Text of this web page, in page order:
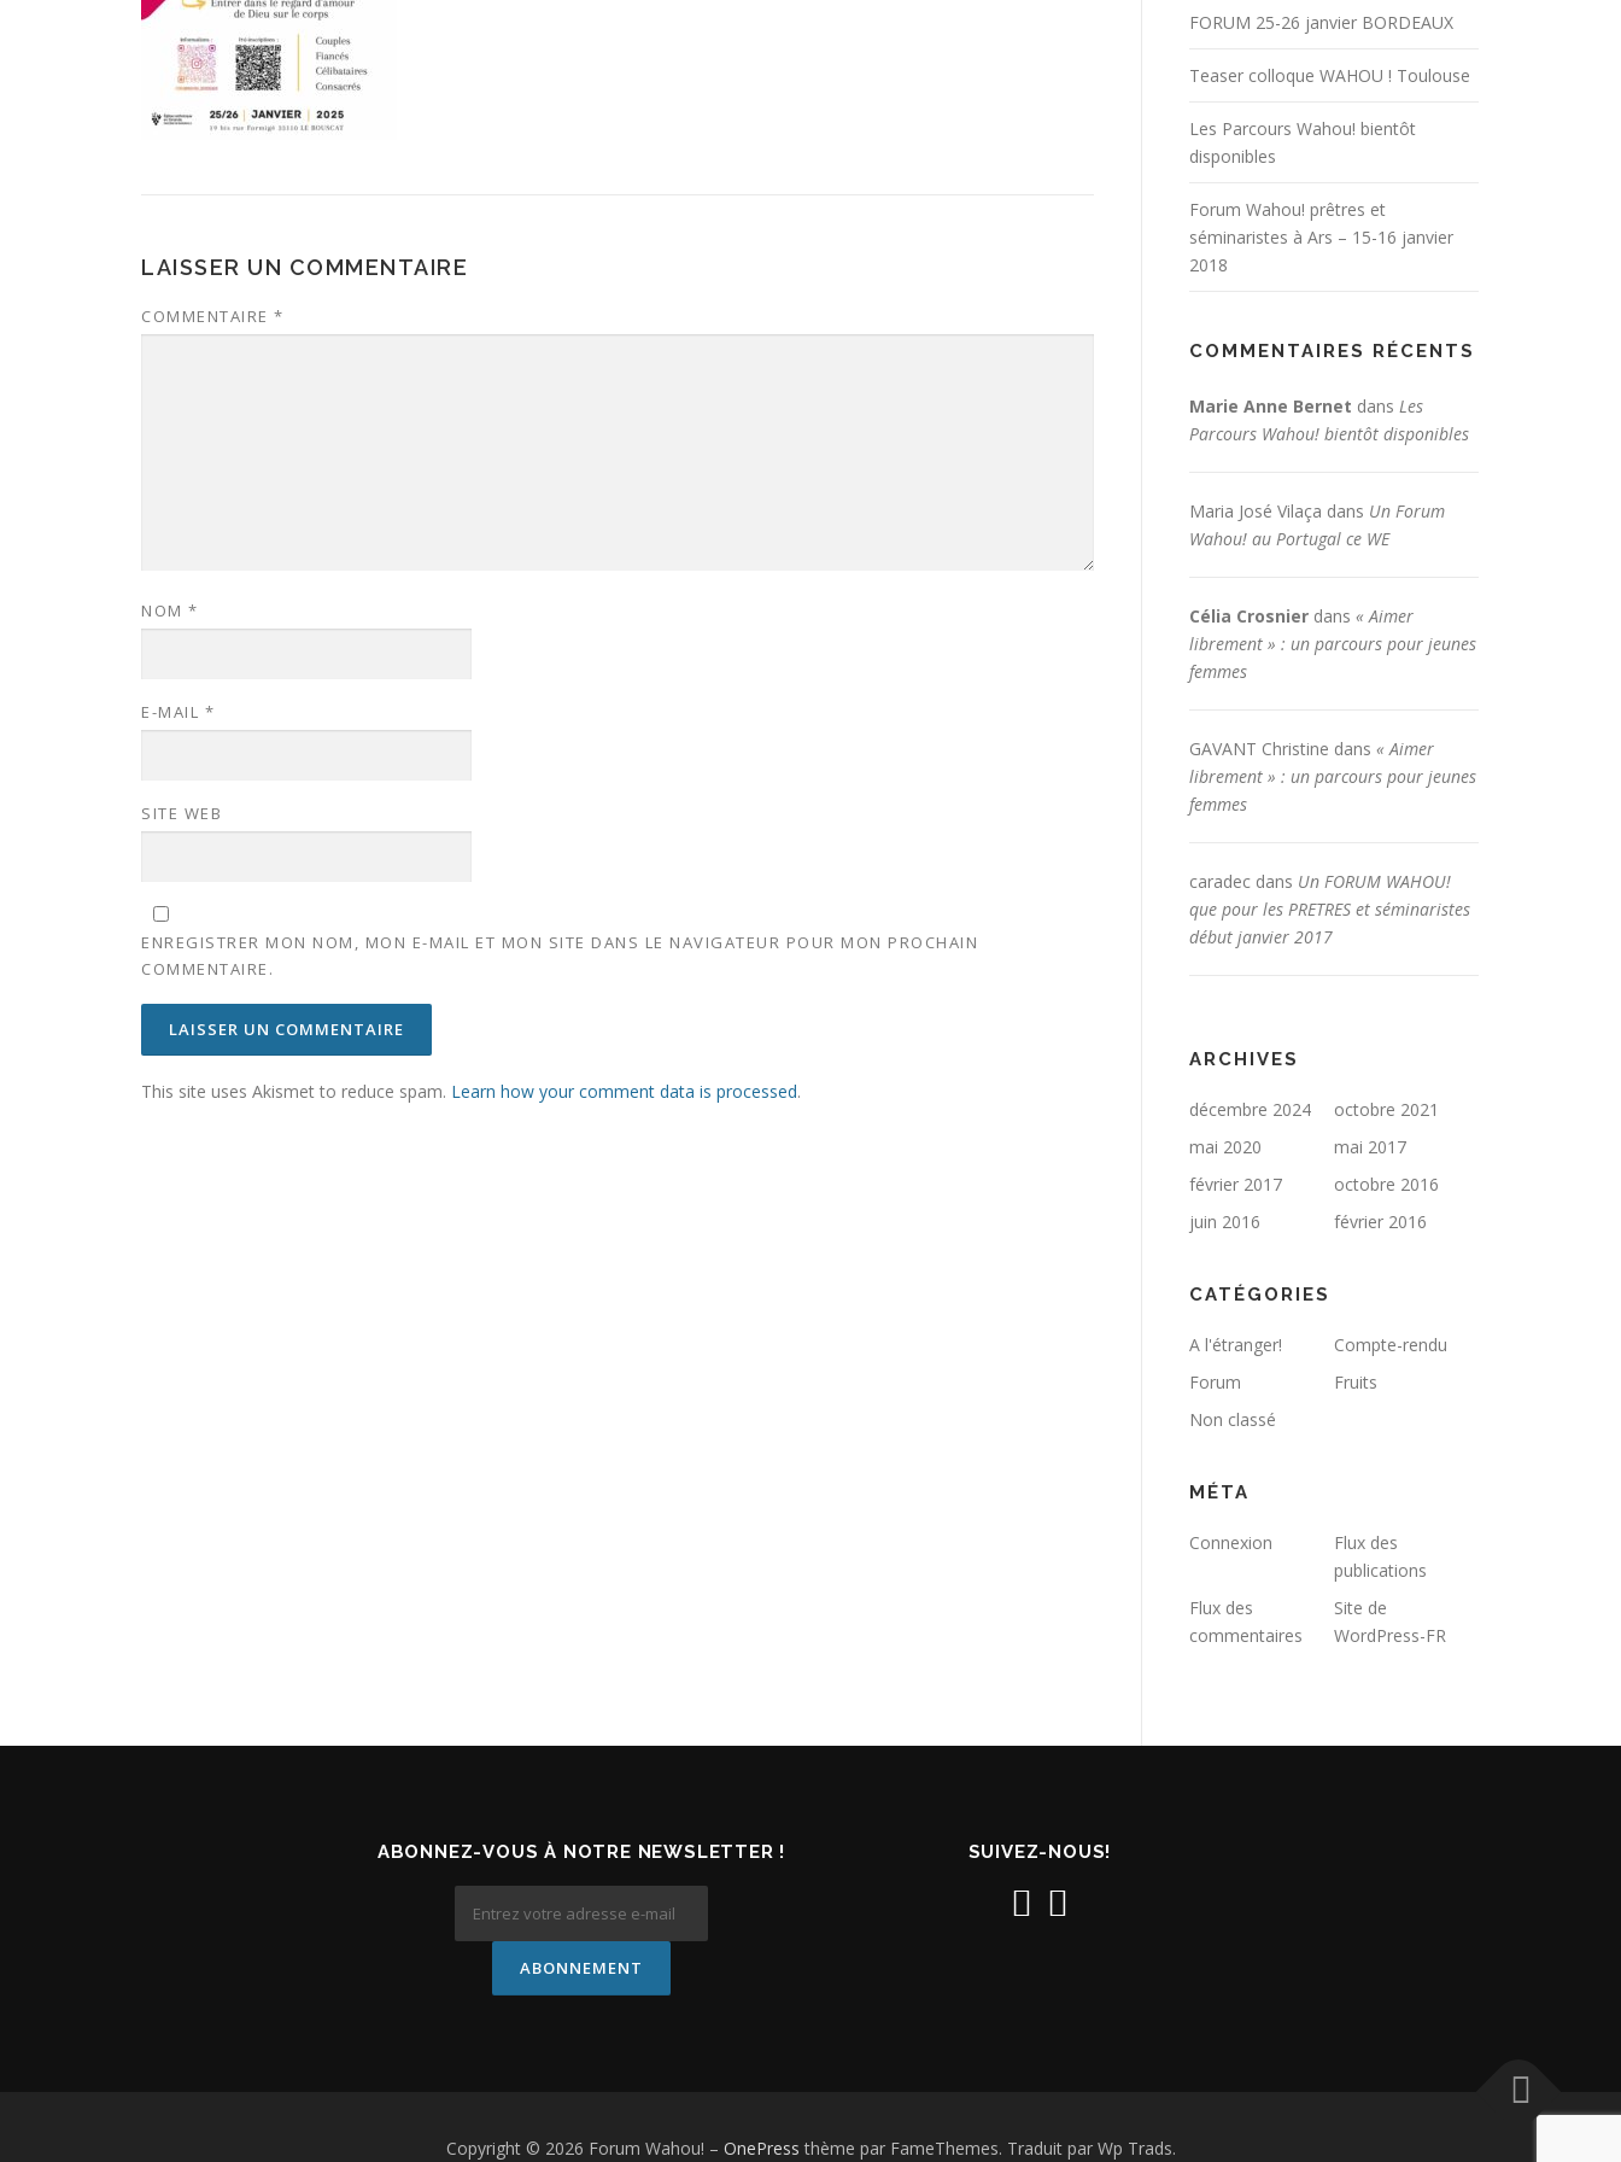
LAISSER UN COMMENTAIRE
COMMENTAIRE *
NOM *
E-MAIL *
SITE WEB
ENREGISTRER MON NOM, MON E-MAIL ET MON SITE DANS LE NAVIGATEUR POUR MON PROCHAIN
COMMENTAIRE.
This site uses Akismet to reduce spam. Learn how your comment data is processed.
FORUM 25-26 janvier BORDEAUX
Teaser colloque WAHOU ! Toulouse
Les Parcours Wahou! bientôt
disponibles
Forum Wahou! prêtres et
séminaristes à Ars – 15-16 janvier
2018
COMMENTAIRES RÉCENTS
Marie Anne Bernet dans Les
Parcours Wahou! bientôt disponibles
Maria José Vilaça dans Un Forum
Wahou! au Portugal ce WE
Célia Crosnier dans « Aimer
librement » : un parcours pour jeunes
femmes
GAVANT Christine dans « Aimer
librement » : un parcours pour jeunes
femmes
caradec dans Un FORUM WAHOU!
que pour les PRETRES et séminaristes
début janvier 2017
ARCHIVES
décembre 2024
octobre 2021
mai 2020
mai 2017
février 2017
octobre 2016
juin 2016
février 2016
CATÉGORIES
A l'étranger!
Compte-rendu
Forum
Fruits
Non classé
MÉTA
Connexion
Flux des
publications
Flux des
commentaires
Site de
WordPress-FR
ABONNEZ-VOUS À NOTRE NEWSLETTER ! SUIVEZ-NOUS!
Copyright © 2026 Forum Wahou! – OnePress thème par FameThemes. Traduit par Wp Trads.